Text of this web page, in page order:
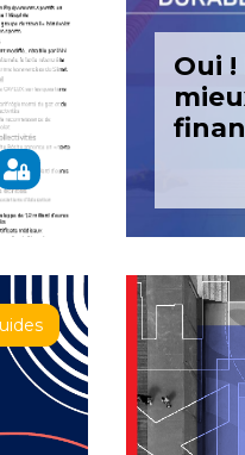
Oui